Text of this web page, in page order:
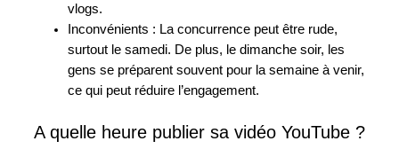
vlogs.
Inconvénients : La concurrence peut être rude,
surtout le samedi. De plus, le dimanche soir, les
gens se préparent souvent pour la semaine à venir,
ce qui peut réduire l’engagement.
A quelle heure publier sa vidéo YouTube ?